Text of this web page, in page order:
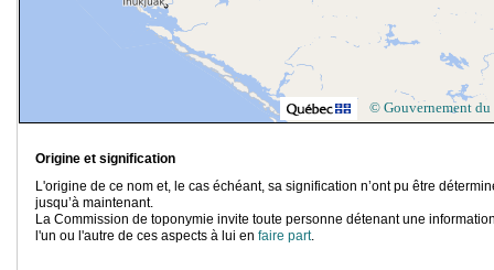
© Gouvernement du
Origine et signification
L'origine de ce nom et, le cas échéant, sa signification n’ont pu être
jusqu’à maintenant.
La Commission de toponymie invite toute personne détenant une
l'un ou l'autre de ces aspects à lui en faire part.